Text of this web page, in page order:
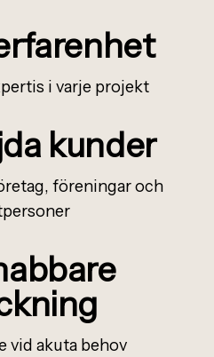
i varje projekt
kunder
föreningar och
vid akuta behov